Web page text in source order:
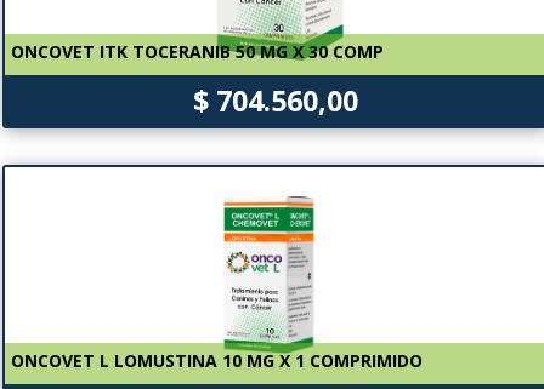
ONCOVET ITK TOCERANIB 50 MG X 30 COMP
$ 704.560,00
ONCOVET L LOMUSTINA 10 MG X 1 COMPRIMIDO